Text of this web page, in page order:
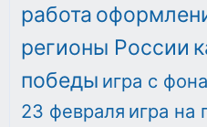
работа
регионы России
победы игра с
23 февраля игра на